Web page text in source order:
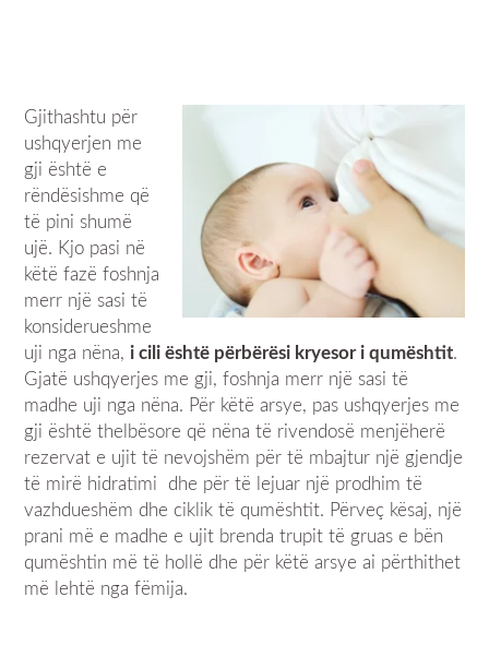
Gjithashtu për
ushqyerjen me
gji është e
rëndësishme që
të pini shumë
ujë. Kjo pasi në
këtë fazë foshnja
merr një sasi të
konsiderueshme
uji nga nëna,i cili është përbërësi kryesor i qumështit.
Gjatë ushqyerjes me gji, foshnja merr një sasi të
madhe uji nga nëna. Për këtë arsye, pas ushqyerjes me
gji është thelbësore që nëna të rivendosë menjëherë
rezervat e ujit të nevojshëm për të mbajtur një gjendje
të mirë hidratimi dhe për të lejuar një prodhim të
vazhdueshëm dhe ciklik të qumështit. Përveç kësaj, një
prani më e madhe e ujit brenda trupit të gruas e bën
qumështin më të hollë dhe për këtë arsye ai përthithet
më lehtë nga fëmija.